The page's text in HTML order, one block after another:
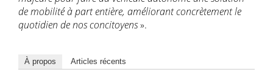
de mobilité à part entière, améliorant concrètement le
quotidien de nos concitoyens».
À propos Articles récents